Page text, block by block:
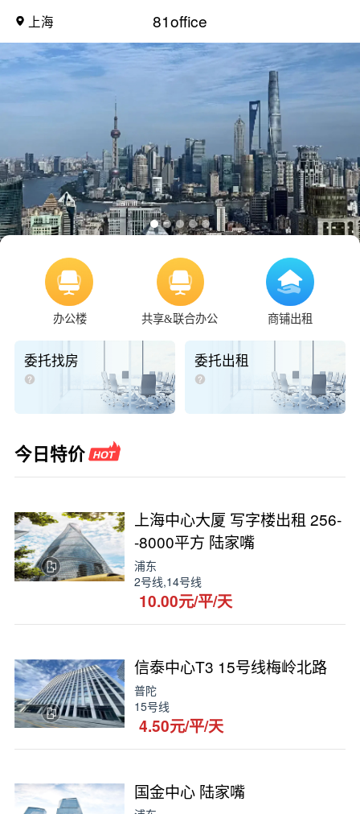
上海 81office
办公楼 共享&联合办公 商铺出租
委托找房 委托出租
今日特价
上海中心大厦 写字楼出租 256-
-8000平方 陆家嘴
浦东
2号线,14号线
10.00元/平/天
信泰中心T3 15号线梅岭北路
普陀
15号线
4.50元/平/天
国金中心 陆家嘴